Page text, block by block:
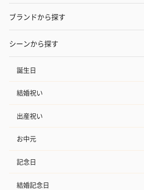
ブランドから探す
シーンから探す
誕生日
結婚祝い
出産祝い
お中元
記念日
結婚記念日